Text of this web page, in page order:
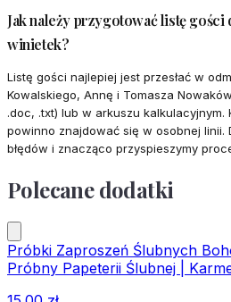
Jak należy przygotować listę
winietek?
Listę gości najlepiej jest przesłać w
Kowalskiego, Annę i Tomasza
.doc, .txt) lub w arkuszu kalkulacyjnym.
powinno znajdować się w osobnej linii.
błędów i znacząco przyspieszymy
Polecane dodatki
Próbki Zaproszeń Ślubnych
Próbny Papeterii Ślubnej |